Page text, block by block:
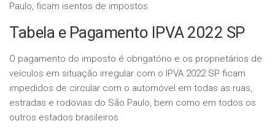
Paulo, ficam isentos de impostos.
Tabela e Pagamento IPVA 2022 SP
O pagamento do imposto é obrigatório e os proprietários de
veículos em situação irregular com o IPVA 2022 SP ficam
impedidos de circular com o automóvel em todas as ruas,
estradas e rodovias do São Paulo, bem como em todos os
outros estados brasileiros.